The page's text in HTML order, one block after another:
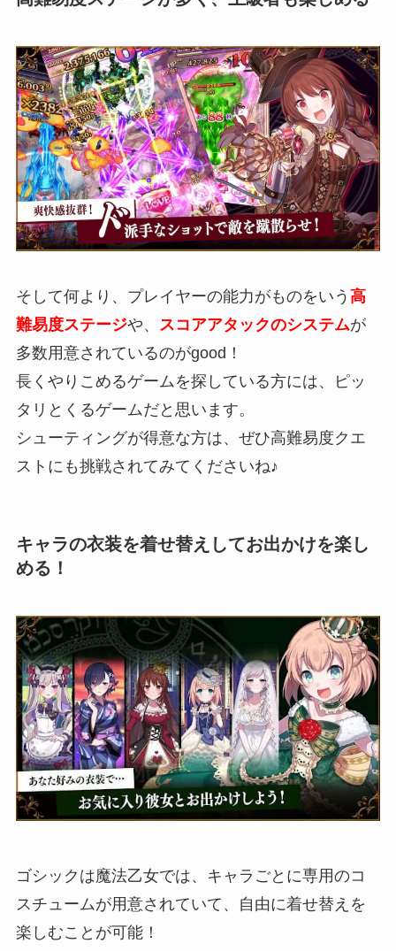
そして何より、プレイヤーの能力がものをいう 高
難易度ステージや、 スコアアタックのシステムが
多数用意されているのがgood！
長くやりこめるゲームを探している方には、ピッ
タリとくるゲームだと思います。
シューティングが得意な方は、 ぜひ高難易度クエ
ストにも挑戦されてみてくださいね♪
キャラの衣装を着せ替えしてお出かけを楽し
める！
ゴシックは魔法乙女では、 キャラごとに専用のコ
スチュームが用意されていて、自由に着せ替えを
楽しむことが可能！